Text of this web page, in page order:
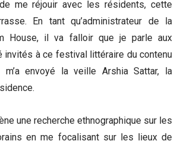
me réjouir avec les résidents, cette
En tant qu’administrateur de la
House, il va falloir que je parle aux
invités à ce festival littéraire du contenu
envoyé la veille Arshia Sattar, la
une recherche ethnographique sur les
en me focalisant sur les lieux de